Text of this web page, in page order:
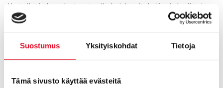
Suostumus Yksityiskohdat Tietoja
Tämä sivusto käyttää evästeitä
Vertailutiedot edustavat erikokoisia yrityksiä eri alueilta ja
toimialoilta. Mukana on niin työntekijöitä kuin johtavassa
asemassakin olevia.
Tietopankin mukaan tärkeimmäksi työssä innostumista
hyvältä lähteä töihin”. Tämä tunne on arkitodellisuutta